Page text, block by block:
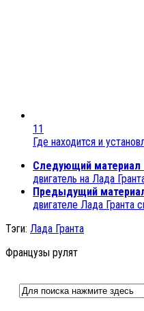
11
Где находится и
Следующий материал
двигатель на Лада
Предыдущий
двигателе Лада Гранта
Тэги: Лада Гранта
Французы рулят